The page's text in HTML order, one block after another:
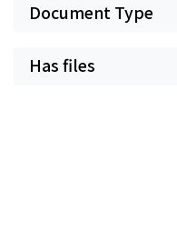
Document Type
Has files